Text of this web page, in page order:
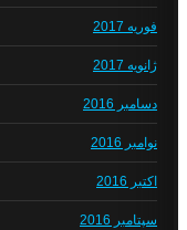
فوریه 2017
ژانویه 2017
دسامبر 2016
نوامبر 2016
اکتبر 2016
سپتامبر 2016